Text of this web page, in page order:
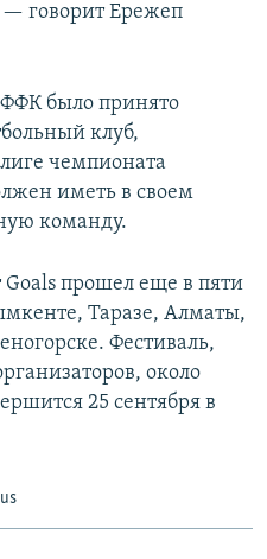
— говорит Ережеп
было принято
клуб,
чемпионата
иметь в своем
команду.
Goals прошел еще в пяти
Таразе, Алматы,
Фестиваль,
около
25 сентября в